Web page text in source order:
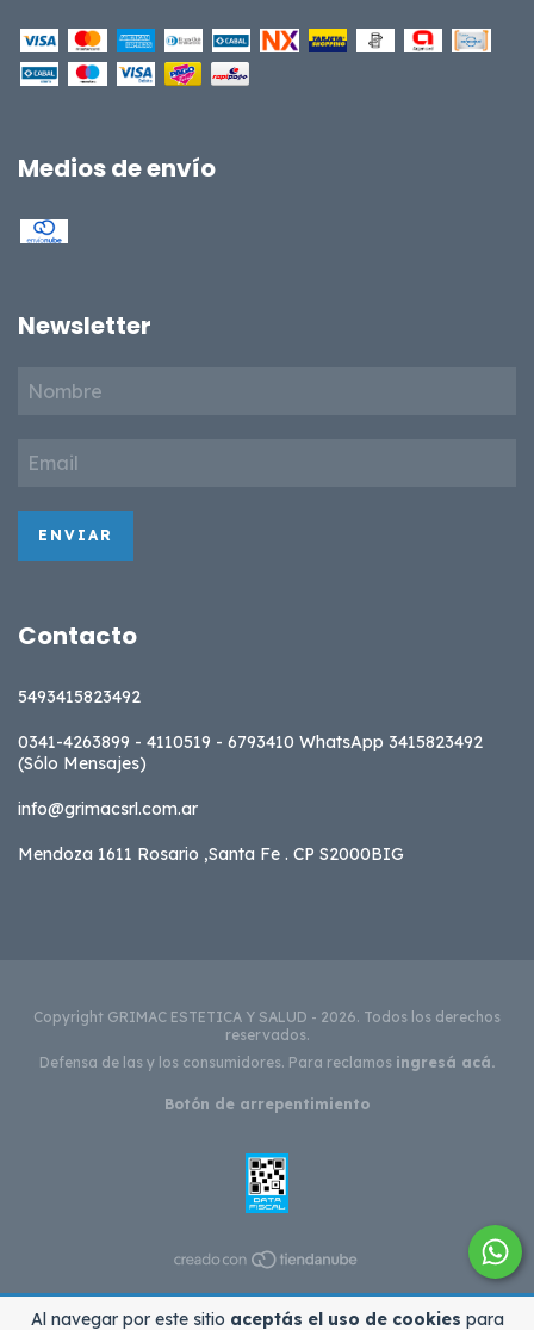
Al navegar por este sitio aceptás el uso de cookies para
Medios de envío
Newsletter
Contacto
5493415823492
0341-4263899 - 4110519 - 6793410 WhatsApp 3415823492
(Sólo Mensajes)
info@grimacsrl.com.ar
Mendoza 1611 Rosario ,Santa Fe . CP S2000BIG
Copyright GRIMAC ESTETICA Y SALUD - 2026. Todos los derechos
reservados.
Defensa de las y los consumidores. Para reclamos ingresá acá.
Botón de arrepentimiento